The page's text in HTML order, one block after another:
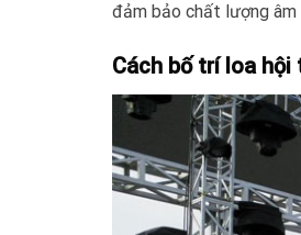
đảm bảo chất lượng âm
Cách bố trí loa